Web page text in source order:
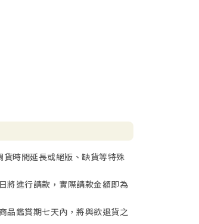
時間延長或絕版、缺貨等特殊
將進行請款，實際請款金額即為
品鑑賞期七天內，將與欲退貨之